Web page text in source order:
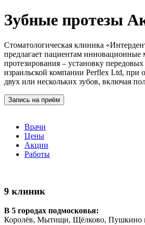
Зубные протезы
Стоматологическая клиника
предлагает пациентам инновационные
протезирования – установку
израильской компании Perflex Ltd, при
двух или нескольких зубов, включая
Запись на приём
Врачи
Цены
Акции
Работы
9 клиник
В 5 городах подмосковья:
Королёв, Мытищи, Щёлково, Пушкино